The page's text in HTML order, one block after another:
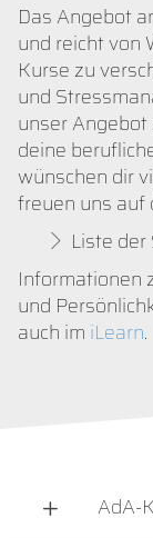
Das Angebot
und reicht von
Kurse zu
und
unser
deine
wünschen dir
freuen uns auf
Liste
Informationen
und
auch im iLearn.
AdA-